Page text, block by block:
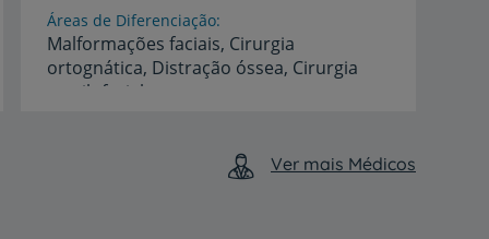
Áreas de Diferenciação
Malformações faciais, Cirurgia
ortognática, Distração óssea, Cirurgia
maxilofacial
Português
Ver mais Médicos